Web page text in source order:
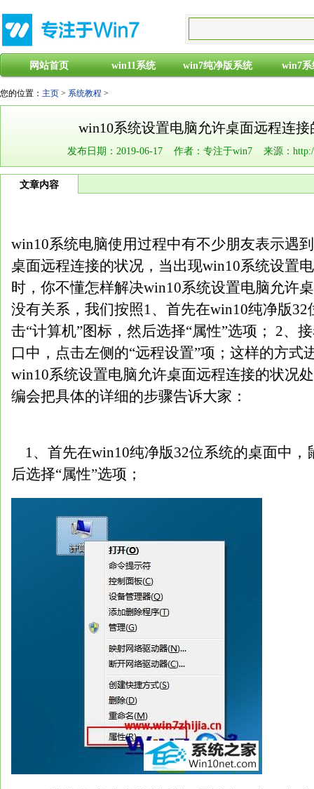
网站首页 win11系统 win7纯净版系统 win7系
您的位置： 主页 > 系统教程 >
win10系统设置电脑允许桌面远程连
发布日期：2019-06-17 作者：专注于win7 来源：http://
文章内容
win10系统电脑使用过程中有不少朋友表示遇
桌面远程连接的状况，当出现win10系统设置
时，你不懂怎样解决win10系统设置电脑允许
没有关系，我们按照1、首先在win10纯净版
击“计算机”图标，然后选择“属性”选项； 2、
口中，点击左侧的“远程设置”项；这样的方式
win10系统设置电脑允许桌面远程连接的状况
编会把具体的详细的步骤告诉大家：
1、首先在win10纯净版32位系统的桌面中，
后选择“属性”选项；